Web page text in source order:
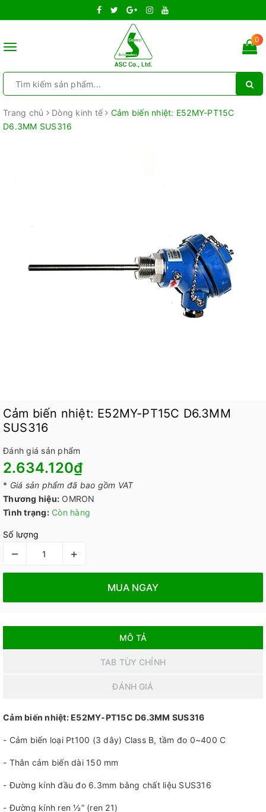
Toggle
0
Trang chủ Dòng kinh tế
Cảm biến nhiệt: E52MY-PT15C
D6.3MM SUS316
Cảm biến nhiệt: E52MY-PT15C D6.3MM
SUS316
Đánh giá sản phẩm
2.634.120₫
* Giá sản phẩm đã bao gồm VAT
Thương hiệu: OMRON
Tình trạng: Còn hàng
Số lượng
– +
MUA NGAY
MÔ TẢ
TAB TÙY CHỈNH
ĐÁNH GIÁ
Cảm biến nhiệt: E52MY-PT15C D6.3MM SUS316
- Cảm biến loại Pt100 (3 dây) Class B, tầm đo 0~400 C
- Thân cảm biến dài 150 mm
- Đường kính đầu đo 6.3mm bằng chất liệu SUS316
- Đường kính ren ½” (ren 21)